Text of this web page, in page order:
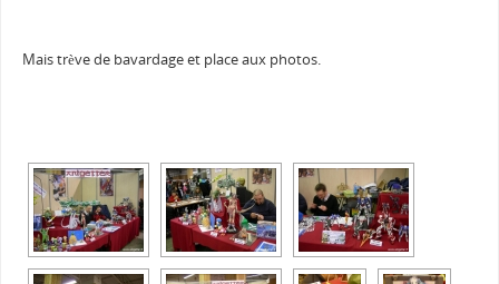
Mais trève de bavardage et place aux photos.